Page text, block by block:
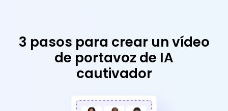
3 pasos para crear un vídeo
de portavoz de IA
cautivador